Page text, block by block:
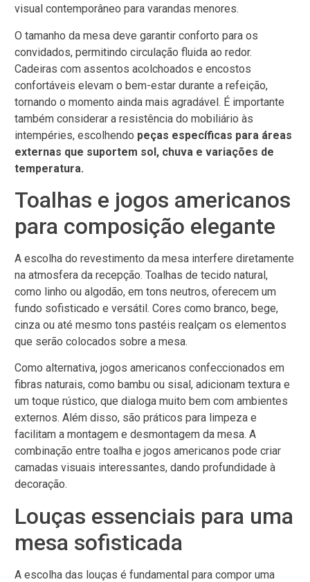
visual contemporâneo para varandas menores.
O tamanho da mesa deve garantir conforto para os
convidados, permitindo circulação fluida ao redor.
Cadeiras com assentos acolchoados e encostos
confortáveis elevam o bem-estar durante a refeição,
tornando o momento ainda mais agradável. É importante
também considerar a resistência do mobiliário às
intempéries, escolhendo peças específicas para áreas
externas que suportem sol, chuva e variações de
temperatura.
Toalhas e jogos americanos
para composição elegante
A escolha do revestimento da mesa interfere diretamente
na atmosfera da recepção. Toalhas de tecido natural,
como linho ou algodão, em tons neutros, oferecem um
fundo sofisticado e versátil. Cores como branco, bege,
cinza ou até mesmo tons pastéis realçam os elementos
que serão colocados sobre a mesa.
Como alternativa, jogos americanos confeccionados em
fibras naturais, como bambu ou sisal, adicionam textura e
um toque rústico, que dialoga muito bem com ambientes
externos. Além disso, são práticos para limpeza e
facilitam a montagem e desmontagem da mesa. A
combinação entre toalha e jogos americanos pode criar
camadas visuais interessantes, dando profundidade à
decoração.
Louças essenciais para uma
mesa sofisticada
A escolha das louças é fundamental para compor uma